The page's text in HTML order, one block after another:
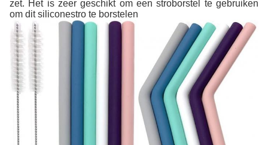
zet. Het is zeer geschikt om een stroborstel te gebruiken
om dit siliconestro te borstelen